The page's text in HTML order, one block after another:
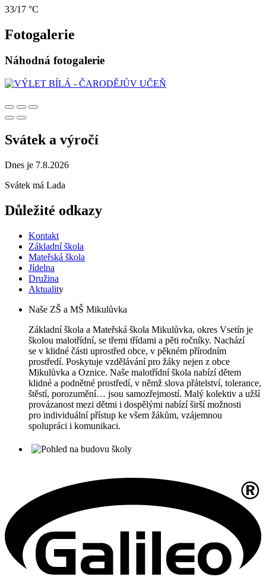
33/17 °C
Fotogalerie
Náhodná fotogalerie
Svátek a výročí
Dnes je 7.8.2026
Svátek má Lada
Důležité odkazy
Kontakt
Základní škola
Mateřská škola
Jídelna
Družina
Aktuality
Naše ZŠ a MŠ Mikulůvka
Základní škola a Mateřská škola Mikulůvka, okres Vsetín je
školou malotřídní, se třemi třídami a pěti ročníky. Nachází
se v klidné části uprostřed obce, v pěkném přírodním
prostředí. Poskytuje vzdělávání pro žáky nejen z obce
Mikulůvka a Oznice. Naše malotřídní škola nabízí dětem
klidné a podnětné prostředí, v němž slova přátelství, tolerance,
štěstí, porozumění… jsou samozřejmostí. Malý kolektiv a užší
provázanost mezi dětmi i dospělými nabízí širší možnosti
pro individuální přístup ke všem žákům, vzájemnou
spolupráci i komunikaci.